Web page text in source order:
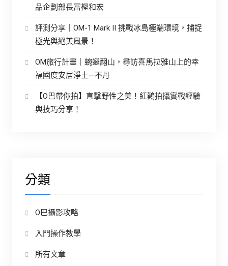
品企劃部長冨樫和宏
評測分享｜OM-1 Mark II 挑戰冰島極端環境，捕捉
極光與絕美風景！
OM旅行計畫｜蜿蜒翻山，尋訪喜馬拉雅山上的幸
福國度安居淨土—不丹
【O巴帶你拍】直擊野性之美！紅鸛拍攝實戰經驗
與技巧分享！
分類
O巴攝影攻略
入門操作教學
所有文章